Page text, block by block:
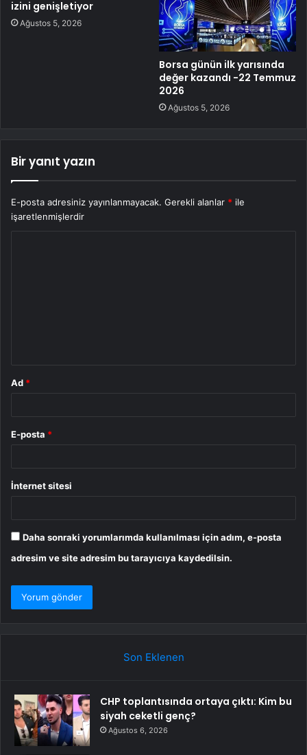
izini genişletiyor
Ağustos 5, 2026
Borsa günün ilk yarısında
değer kazandı -22 Temmuz
2026
Ağustos 5, 2026
Bir yanıt yazın
E-posta adresiniz yayınlanmayacak. Gerekli alanlar * ile
işaretlenmişlerdir
Ad *
E-posta *
İnternet sitesi
Daha sonraki yorumlarımda kullanılması için adım, e-posta
adresim ve site adresim bu tarayıcıya kaydedilsin.
Son Eklenen
CHP toplantısında ortaya çıktı: Kim bu
siyah ceketli genç?
Ağustos 6, 2026